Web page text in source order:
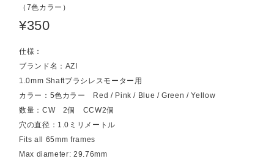
（7色カラー）
¥350
仕様：
ブランド名：AZI
1.0mm Shaftブラシレスモーター用
カラー：5色カラー Red / Pink / Blue / Green / Yellow
数量：CW 2個 CCW2個
穴の直径：1.0ミリメートル
Fits all 65mm frames
Max diameter: 29.76mm